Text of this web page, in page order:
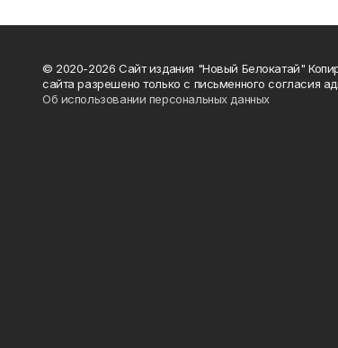
© 2020-2026 Сайт издания "Новый Белокатай"
сайта разрешено только с письменного согласия
Об использовании персональных данных